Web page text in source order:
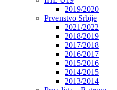
2019/2020
Prvenstvo Srbije
2021/2022
2018/2019
2017/2018
2016/2017
2015/2016
2014/2015
2013/2014